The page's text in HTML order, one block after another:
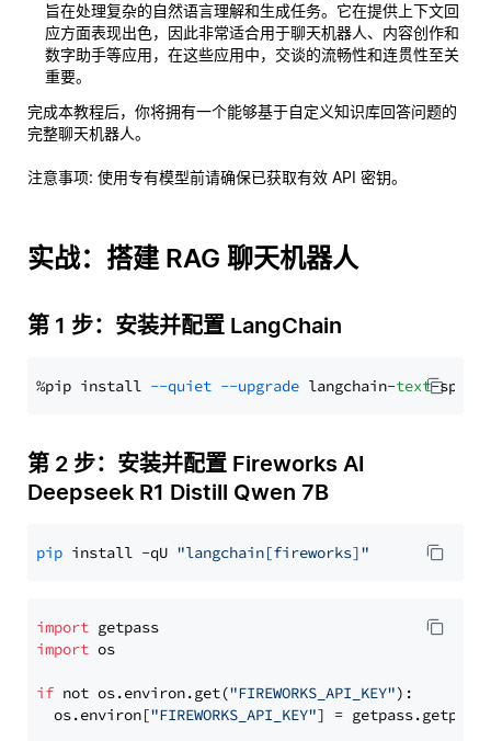
旨在处理复杂的自然语言理解和生成任务。它在提供上下文回
应方面表现出色，因此非常适合用于聊天机器人、内容创作和
数字助手等应用，在这些应用中，交谈的流畅性和连贯性至关
重要。
完成本教程后，你将拥有一个能够基于自定义知识库回答问题的
完整聊天机器人。
注意事项: 使用专有模型前请确保已获取有效 API 密钥。
实战：搭建 RAG 聊天机器人
第 1 步：安装并配置 LangChain
%pip install --quiet --upgrade langchain-text
第 2 步：安装并配置 Fireworks AI
Deepseek R1 Distill Qwen 7B
pip install -qU "langchain[fireworks]"
import
import os
if not os.environ.get("FIREWORKS_API_KEY"):
  os.environ[
"FIREWORKS_API_KEY"] = getpass.getpass(